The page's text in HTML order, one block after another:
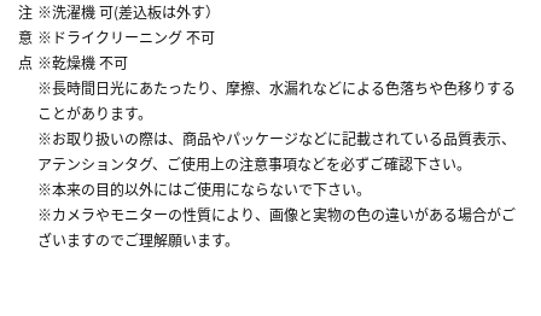
注
意
点
※洗濯機 可(差込板は外す）
※ドライクリーニング 不可
※乾燥機 不可
※長時間日光にあたったり、摩擦、水漏れなどによる色落ちや色移りする
ことがあります。
※お取り扱いの際は、商品やパッケージなどに記載されている品質表示、
アテンションタグ、ご使用上の注意事項などを必ずご確認下さい。
※本来の目的以外にはご使用にならないで下さい。
※カメラやモニターの性質により、画像と実物の色の違いがある場合がご
ざいますのでご理解願います。